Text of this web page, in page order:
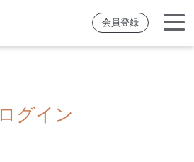
会員登録
ログイン